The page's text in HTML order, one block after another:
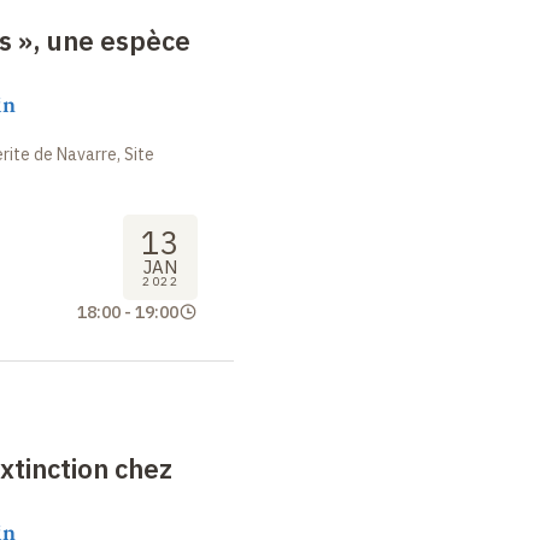
», une espèce
de Navarre, Site
13
JAN
2022
18:00 - 19:00
chez